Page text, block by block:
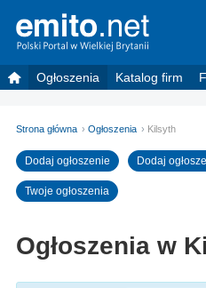
Ogłoszenia Katalog firm
Strona główna Ogłoszenia Kilsyth
Dodaj ogłoszenie Dodaj
Twoje ogłoszenia
Ogłoszenia w